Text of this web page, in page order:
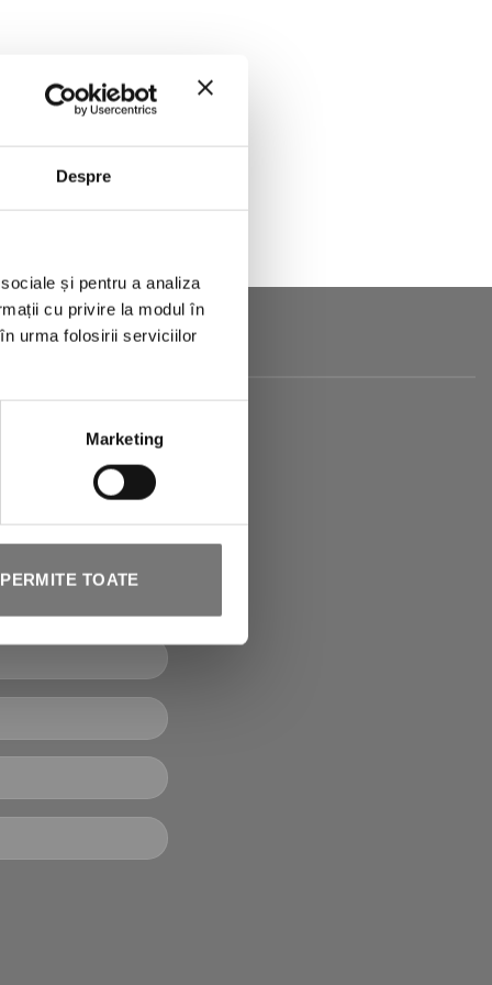
Despre
și pentru a analiza
cu privire la modul în
urma folosirii serviciilor
Marketing
PERMITE TOATE
Vagheggi! Vei
pe care să-l